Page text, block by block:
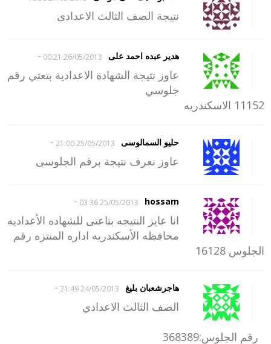
نتيجة الصف الثالث الاعدادى
هدير عبده احمد على 26/05/2013 00:21
-
عاوز نتيجة الشهادة الاعدادية بتعتي رقم
جلوسي
11152 الاسكندريه
حليو السمالوسى 25/05/2013 21:00
-
عاوز نعرف نتيجة برقم الجلوسى
hossam
25/05/2013 03:36
-
انا عايز النتيجه بتاعتى للشهاده الأعداديه
محافظه الأسكندريه اداره المنتزه رقم
الجلوس 16128
هاجرشعبان بليغ 24/05/2013 21:49
-
الصف الثالث الاعدادي